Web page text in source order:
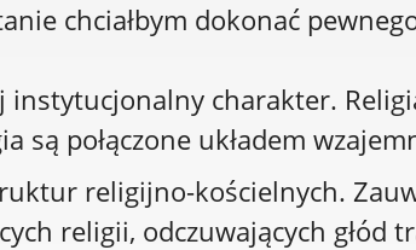
chciałbym dokonać
instytucjonalny charakter.
są połączone układem
religijno-kościelnych.
religii, odczuwających głód